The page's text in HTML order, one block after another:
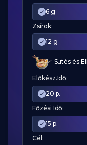
6 g
Zsírok:
12 g
Sütés és
Előkész.Idő:
20 p.
Főzési Idő:
15 p.
Cél: